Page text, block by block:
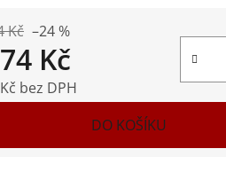
Kč –24 %
Kč
bez DPH
DO KOŠÍKU